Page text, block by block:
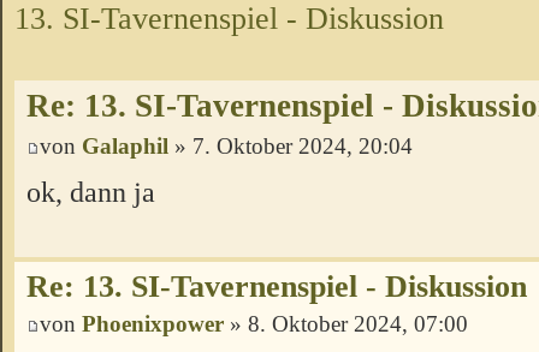
13. SI-Tavernenspiel - Diskussion
Re: 13. SI-Tavernenspiel -
von Galaphil » 7. Oktober 2024, 20:04
ok, dann ja
Re: 13. SI-Tavernenspiel - Diskussion
von Phoenixpower » 8. Oktober 2024, 07:00